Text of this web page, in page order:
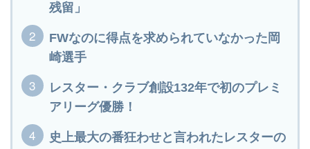
残留」
FWなのに得点を求められていなかった岡
崎選手
レスター・クラブ創設132年で初のプレミ
アリーグ優勝！
史上最大の番狂わせと言われたレスターの